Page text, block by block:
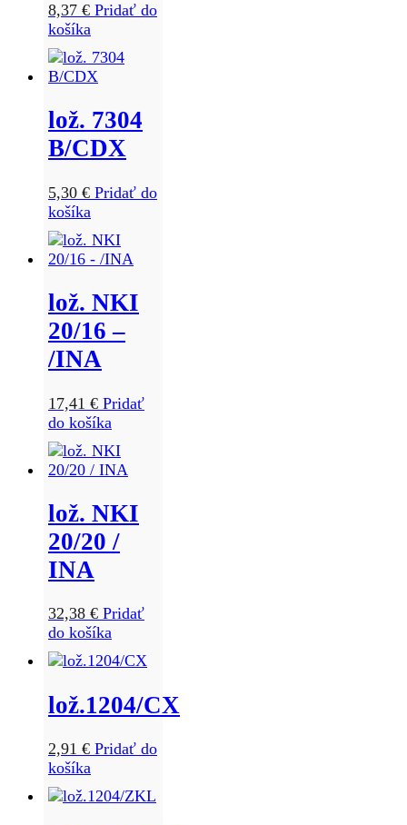
8,37 € Pridať do
košíka
lož. 7304
B/CDX
5,30 € Pridať do
košíka
lož. NKI
20/16 –
/INA
17,41 € Pridať
do košíka
lož. NKI
20/20 /
INA
32,38 € Pridať
do košíka
lož.1204/CX
2,91 € Pridať do
košíka